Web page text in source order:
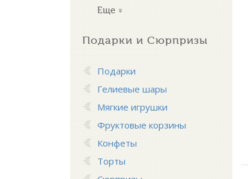
Еще
Подарки и Сюрпризы
Подарки
Гелиевые шары
Мягкие игрушки
Фруктовые корзины
Конфеты
Торты